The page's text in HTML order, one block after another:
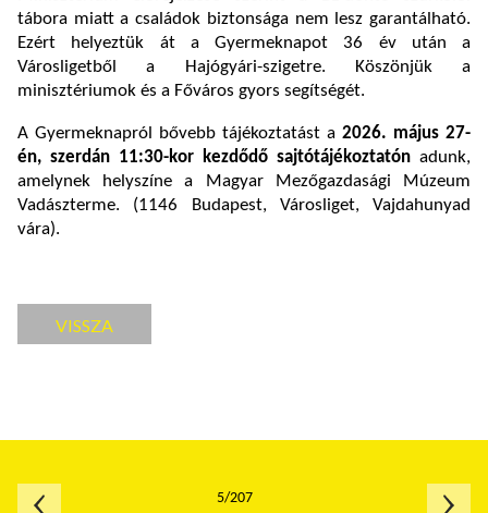
tábora miatt a családok biztonsága nem lesz garantálható.
Ezért helyeztük át a Gyermeknapot 36 év után a
Városligetből a Hajógyári-szigetre. Köszönjük a
minisztériumok és a Főváros gyors segítségét.
A Gyermeknapról bővebb tájékoztatást a 2026. május 27-
én, szerdán 11:30-kor kezdődő sajtótájékoztatón adunk,
amelynek helyszíne a Magyar Mezőgazdasági Múzeum
Vadászterme. (1146 Budapest, Városliget, Vajdahunyad
vára).
VISSZA
5/207